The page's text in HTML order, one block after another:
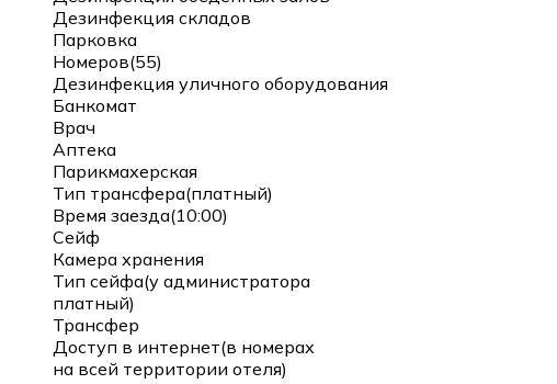
Дезинфекция складов
Парковка
Номеров(55)
Дезинфекция уличного оборудования
Банкомат
Врач
Аптека
Парикмахерская
Тип трансфера(платный)
Время заезда(10:00)
Сейф
Камера хранения
Тип сейфа(у администратора
платный)
Трансфер
Доступ в интернет(в номерах
на всей территории отеля)